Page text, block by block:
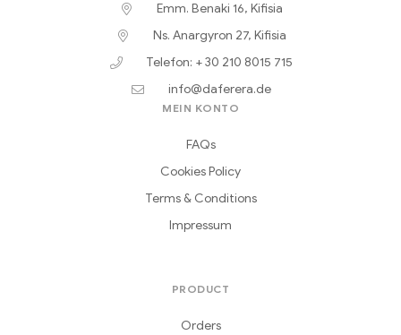
Emm. Benaki 16, Kifisia
Ns. Anargyron 27, Kifisia
Telefon: + 30 210 8015 715
info@daferera.de
MEIN KONTO
FAQs
Cookies Policy
Terms & Conditions
Impressum
PRODUCT
Orders